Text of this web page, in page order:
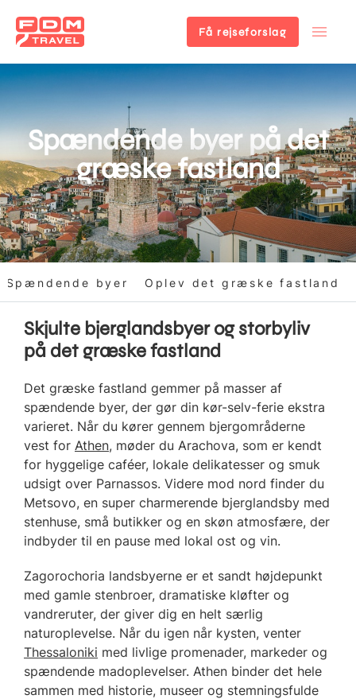
til
Få rejseforslag
Spændende byer på det
græske fastland
Spændende byer Oplev det græske fastland
Skjulte bjerglandsbyer og storbyliv
på det græske fastland
Det græske fastland gemmer på masser af
spændende byer, der gør din kør-selv-ferie ekstra
varieret. Når du kører gennem bjergområderne
vest for Athen, møder du Arachova, som er kendt
for hyggelige caféer, lokale delikatesser og smuk
udsigt over Parnassos. Videre mod nord finder du
Metsovo, en super charmerende bjerglandsby med
stenhuse, små butikker og en skøn atmosfære, der
indbyder til en pause med lokal ost og vin.
Zagorochoria landsbyerne er et sandt højdepunkt
med gamle stenbroer, dramatiske kløfter og
vandreruter, der giver dig en helt særlig
naturoplevelse. Når du igen når kysten, venter
Thessaloniki med livlige promenader, markeder og
spændende madoplevelser. Athen binder det hele
sammen med historie, museer og stemningsfulde